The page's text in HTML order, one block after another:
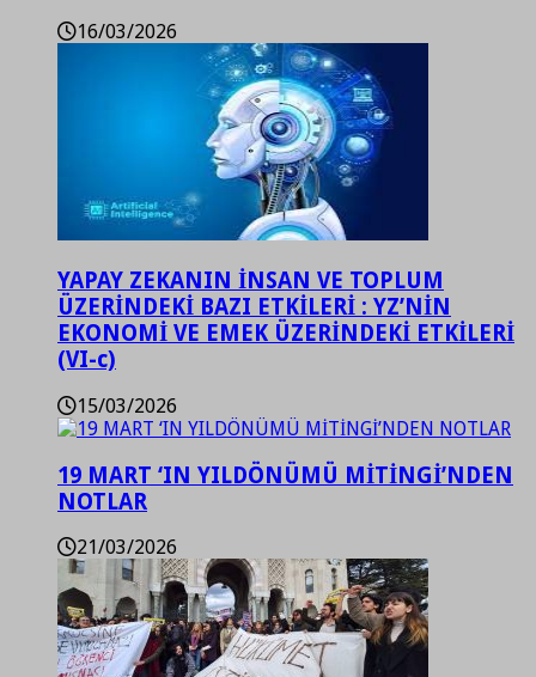
16/03/2026
YAPAY ZEKANIN İNSAN VE TOPLUM
ÜZERİNDEKİ BAZI ETKİLERİ : YZ’NİN
EKONOMİ VE EMEK ÜZERİNDEKİ ETKİLERİ
(VI-c)
15/03/2026
19 MART ‘IN YILDÖNÜMÜ MİTİNGİ’NDEN
NOTLAR
21/03/2026